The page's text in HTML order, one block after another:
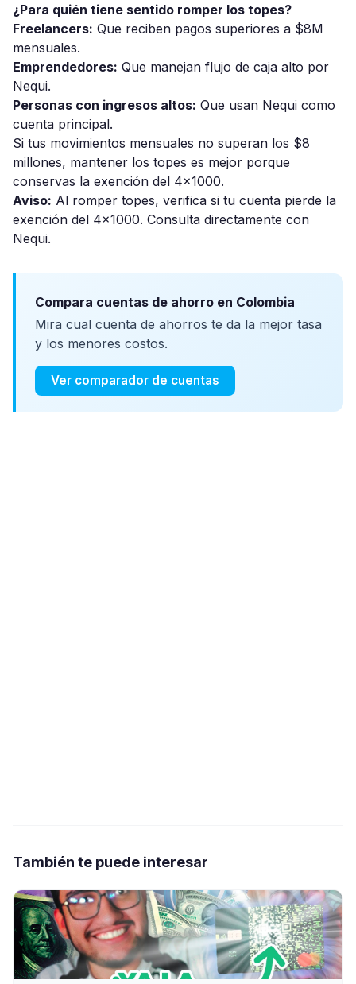
¿Para quién tiene sentido romper los topes?
Freelancers: Que reciben pagos superiores a $8M
mensuales.
Emprendedores: Que manejan flujo de caja alto por
Nequi.
Personas con ingresos altos: Que usan Nequi como
cuenta principal.
Si tus movimientos mensuales no superan los $8
millones, mantener los topes es mejor porque
conservas la exención del 4x1000.
Aviso: Al romper topes, verifica si tu cuenta pierde la
exención del 4x1000. Consulta directamente con
Nequi.
Compara cuentas de ahorro en Colombia
Mira cual cuenta de ahorros te da la mejor tasa
y los menores costos.
Ver comparador de cuentas
También te puede interesar